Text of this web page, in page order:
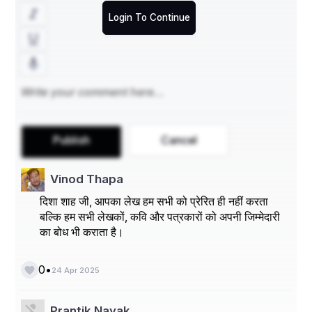
आज एक लेख, एक विचार, एक आवाज़ नफरत की दीवारों में दरार डाल
सकती है। और अगर हम सब एकजुट हो जाएं, तो आतंकवाद की जड़ें हिल
जाएंगी। यही वक्त है बोलने का, लिखने का और कुछ करने का—क्योंकि
अगर अब नहीं जागे, तो शायद फिर देर हो जाएगी।
Login To Continue
Publish Cancel
Vinod Thapa
दिशा शाह जी, आपका लेख हम सभी को प्रेरित ही नहीं करता
बल्कि हम सभी लेखकों, कवि और पत्रकारों को अपनी जिम्मेदारी
का बोध भी कराता है।
0• 24 Apr 2025